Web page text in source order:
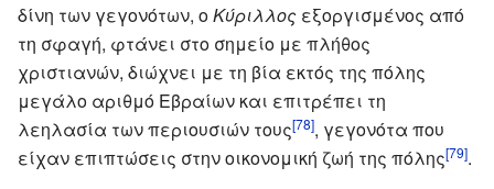
δίνη των γεγονότων, οΚύριλλος εξοργισμένος από
τη σφαγή, φτάνει στο σημείο με πλήθος
χριστιανών, διώχνει με τη βία εκτός της πόλης
μεγάλο αριθμό Εβραίων και επιτρέπει τη
λεηλασία των περιουσιών τους[78], γεγονότα που
είχαν επιπτώσεις στην οικονομική ζωή της πόλης[79].